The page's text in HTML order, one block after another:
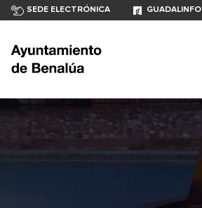
SEDE ELECTRÓNICA GUADALINFO